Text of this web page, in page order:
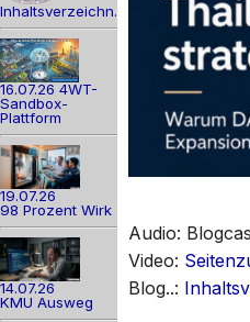
Inhaltsverzeichn.
16.07.26 4WT-
Sandbox-
Plattform
19.07.26
98 Prozent Wirk
14.07.26
KMU Ausweg
Audio:
Video:
Blog..: